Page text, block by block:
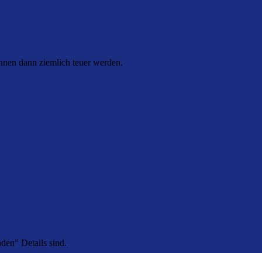
dann ziemlich teuer werden.
Details sind.